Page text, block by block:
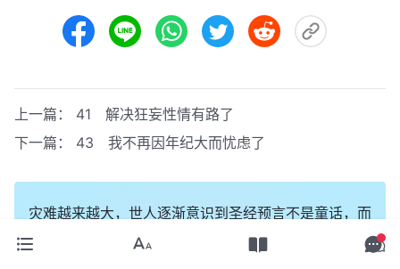
上一篇： 41 解决狂妄性情有路了
下一篇： 43 我不再因年纪大而忧虑了
灾难越来越大，世人逐渐意识到圣经预言不是童话，而
来。如果你想和家人一起迎接到主，蒙神保守，请点击